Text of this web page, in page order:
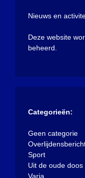
Nieuws en
Deze website
beheerd.
Categorieën:
Geen categorie
Sport
Uit de oude doos
Varia